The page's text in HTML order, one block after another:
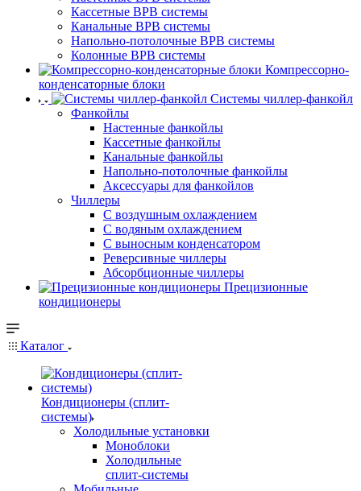
Кассетные ВРВ системы
Канальные ВРВ системы
Напольно-потолочные ВРВ системы
Колонные ВРВ системы
Компрессорно-
конденсаторные блоки
Системы чиллер-фанкойл
Фанкойлы
Настенные фанкойлы
Кассетные фанкойлы
Канальные фанкойлы
Напольно-потолочные фанкойлы
Аксессуары для фанкойлов
Чиллеры
С воздушным охлаждением
С водяным охлаждением
С выносным конденсатором
Реверсивные чиллеры
Абсорбционные чиллеры
Прецизионные
кондиционеры
Каталог
Кондиционеры (сплит-
системы)
Холодильные установки
Моноблоки
Холодильные
сплит-системы